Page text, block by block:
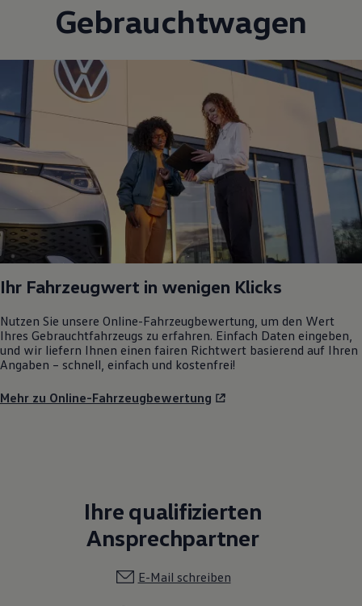
Gebrauchtwagen
Ihr Fahrzeugwert in wenigen Klicks
Nutzen Sie unsere Online-Fahrzeugbewertung, um den Wert
Ihres Gebrauchtfahrzeugs zu erfahren. Einfach Daten eingeben,
und wir liefern Ihnen einen fairen Richtwert basierend auf Ihren
Angaben – schnell, einfach und kostenfrei!
Mehr zu Online-Fahrzeugbewertung
Ihre qualifizierten
Ansprechpartner
E-Mail schreiben